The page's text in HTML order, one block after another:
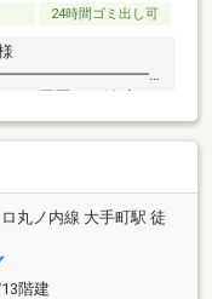
ださい。24時間ゴミ出し可
ム履歴あり(全室ク
座・浴室シャワーヘ
ックシステム(3段階
ビング・ダイニング
時間換気システム■解
しハイサッシを実現
ストサウナ付浴室
ューズイン・クロー
ゼット付
丸ノ内線 大手町駅 徒
階建